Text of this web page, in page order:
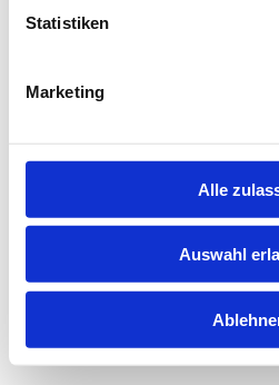
Statistiken
Marketing
Alle
Auswahl